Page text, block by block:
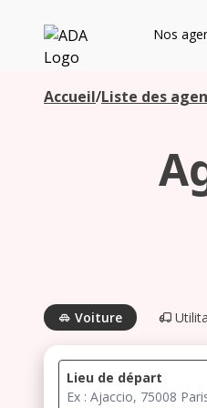
ADA Nos
Accueil/Liste des
Voiture
Lieu de départ
Les agences à
Commencez votre